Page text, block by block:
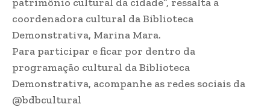
coordenadora cultural da Biblioteca
Demonstrativa, Marina Mara.
Para participar e ficar por dentro da
programação cultural da Biblioteca
Demonstrativa, acompanhe as redes sociais da
@bdbcultural